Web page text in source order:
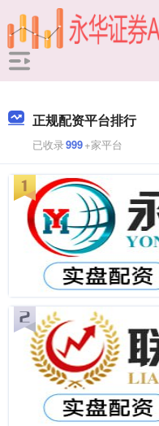
正规配资平台排行
已收录999+家平台